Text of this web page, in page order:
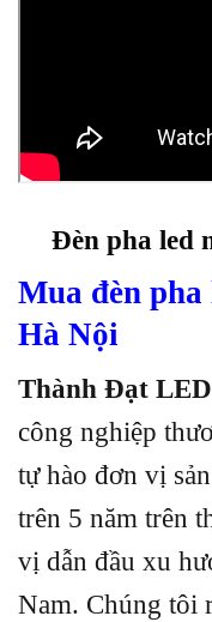
Đèn pha led
Mua đèn
Hà Nội
Thành Đạt LED
công nghiệp
tự hào đơn vị
trên 5 năm trên
vị dẫn đầu xu
Nam. Chúng tôi